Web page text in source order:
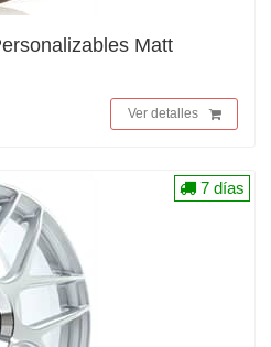
Matt
Ver detalles
7 días